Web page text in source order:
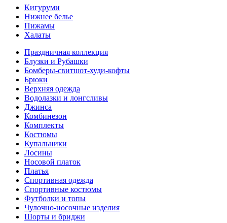
Кигуруми
Нижнее белье
Пижамы
Халаты
Праздничная коллекция
Блузки и Рубашки
Бомберы-свитшот-худи-кофты
Брюки
Верхняя одежда
Водолазки и лонгсливы
Джинса
Комбинезон
Комплекты
Костюмы
Купальники
Лосины
Носовой платок
Платья
Спортивная одежда
Спортивные костюмы
Футболки и топы
Чулочно-носочные изделия
Шорты и бриджи